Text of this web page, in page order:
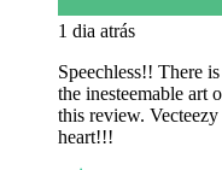
1 dia atrás
Speechless!! There
the inesteemable art
this review.
heart!!!